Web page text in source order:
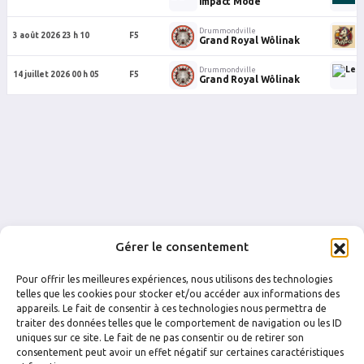
Gérer le consentement
Pour offrir les meilleures expériences, nous utilisons des technologies
telles que les cookies pour stocker et/ou accéder aux informations des
appareils. Le fait de consentir à ces technologies nous permettra de
traiter des données telles que le comportement de navigation ou les ID
uniques sur ce site. Le fait de ne pas consentir ou de retirer son
consentement peut avoir un effet négatif sur certaines caractéristiques
3 août 2026 23 h 10 F5
Drummondville
Grand Royal Wôlinak
14 juillet 2026 00 h 05 F5
Drummondville
Grand Royal Wôlinak
FACEBOOK INSTAGRAM